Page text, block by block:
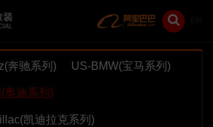
奔驰系列) US-BMW(宝马系列)
奥迪系列)
凯迪拉克系列)